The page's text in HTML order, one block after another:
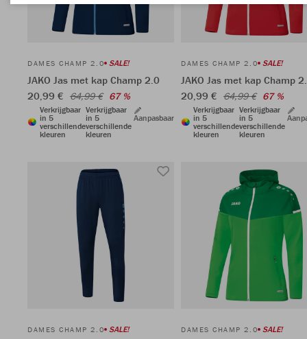
DAMES CHAMP 2.0 SALE!
JAKO Jas met kap Champ 2.0
20,99 € 64,99 € 67 %
Verkrijgbaar
in 5
verschillende
kleuren
Verkrijgbaar
in 5
verschillende
kleuren
Aanpasbaar
DAMES CHAMP 2.0 SALE!
JAKO Jas met kap Champ
20,99 € 64,99 € 67 %
Verkrijgbaar
in 5
verschillende
kleuren
Verkrijgbaar
in 5
verschillende
kleuren
DAMES CHAMP 2.0 SALE! DAMES CHAMP 2.0 SALE!